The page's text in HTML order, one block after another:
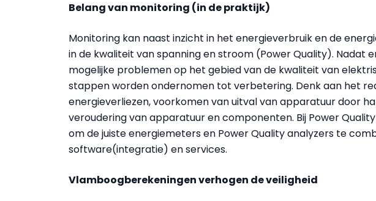
Belang van monitoring (in de praktijk)
Monitoring kan naast inzicht in het energieverbruik en de
in de kwaliteit van spanning en stroom (Power Quality). Nadat
mogelijke problemen op het gebied van de kwaliteit van
stappen worden ondernomen tot verbetering. Denk aan het
energieverliezen, voorkomen van uitval van apparatuur door
veroudering van apparatuur en componenten. Bij Power
om de juiste energiemeters en Power Quality analyzers te
software(integratie) en services.
Vlamboogberekeningen verhogen de veiligheid